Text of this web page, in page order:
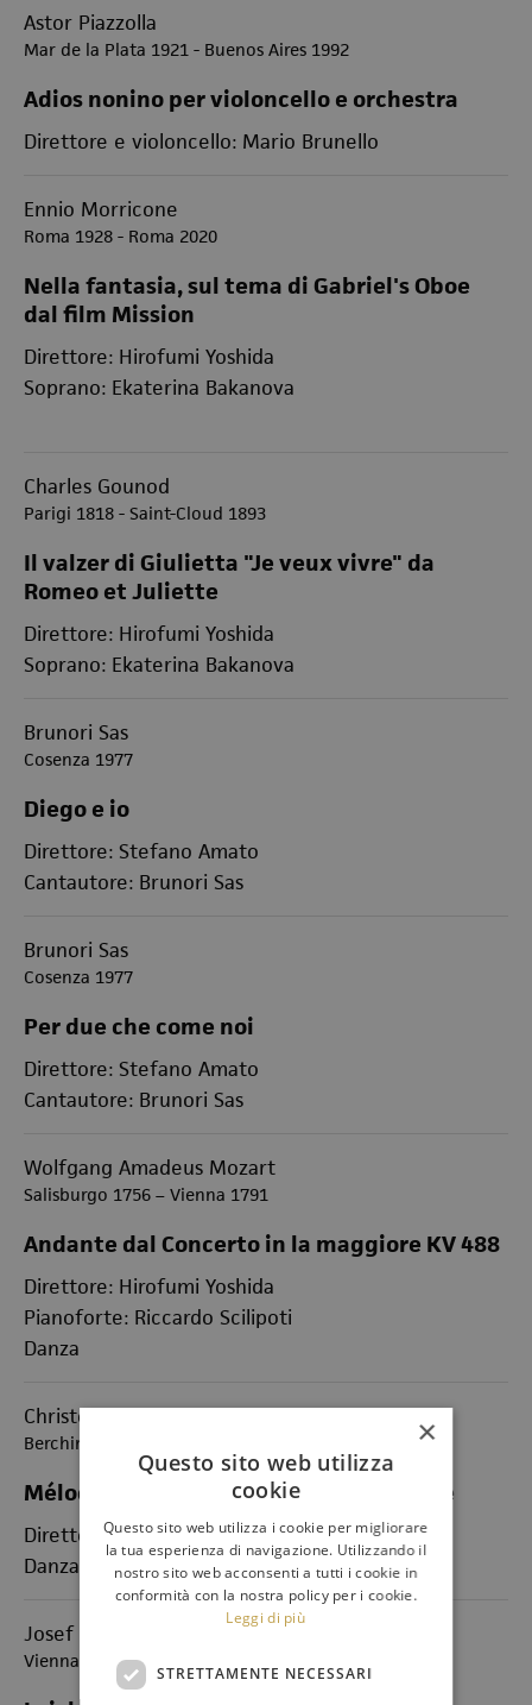
Astor Piazzolla
Mar de la Plata 1921 - Buenos Aires 1992
Adios nonino per violoncello e orchestra
Direttore e violoncello: Mario Brunello
Ennio Morricone
Roma 1928 - Roma 2020
Nella fantasia, sul tema di Gabriel's Oboe
dal film Mission
Direttore: Hirofumi Yoshida
Soprano: Ekaterina Bakanova
Charles Gounod
Parigi 1818 - Saint-Cloud 1893
Il valzer di Giulietta "Je veux vivre" da
Romeo et Juliette
Direttore: Hirofumi Yoshida
Soprano: Ekaterina Bakanova
Brunori Sas
Cosenza 1977
Diego e io
Direttore: Stefano Amato
Cantautore: Brunori Sas
Brunori Sas
Cosenza 1977
Per due che come noi
Direttore: Stefano Amato
Cantautore: Brunori Sas
Wolfgang Amadeus Mozart
Salisburgo 1756 – Vienna 1791
Andante dal Concerto in la maggiore KV 488
Direttore: Hirofumi Yoshida
Pianoforte: Riccardo Scilipoti
Danza
Christoph Willibald Gluck
Berching 1714 - Vienna 1787
Mélodie de Gluck da Orphée et Eurydice
Direttore: Hirofumi Yoshida
Danza
Josef Strauss
Vienna, 1827 - Vienna, 1870
×
Questo sito web utilizza
cookie
Questo sito web utilizza i cookie per migliorare
la tua esperienza di navigazione. Utilizzando il
nostro sito web acconsenti a tutti i cookie in
conformità con la nostra policy per i cookie.
Leggi di più
STRETTAMENTE NECESSARI